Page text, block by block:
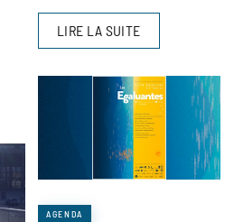
LIRE LA SUITE
AGENDA